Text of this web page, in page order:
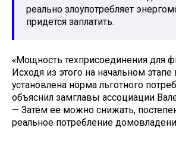
реально злоупотребляет
придется заплатить.
«Мощность техприсоединения для
Исходя из этого на начальном
установлена норма льготного
объяснил замглавы ассоциации
— Затем ее можно снижать,
реальное потребление